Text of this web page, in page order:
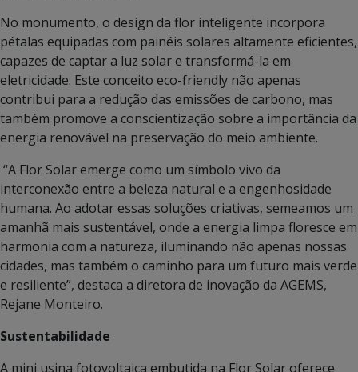
No monumento, o design da flor inteligente incorpora
pétalas equipadas com painéis solares altamente eficientes,
capazes de captar a luz solar e transformá-la em
eletricidade. Este conceito eco-friendly não apenas
contribui para a redução das emissões de carbono, mas
também promove a conscientização sobre a importância da
energia renovável na preservação do meio ambiente.
“A Flor Solar emerge como um símbolo vivo da
interconexão entre a beleza natural e a engenhosidade
humana. Ao adotar essas soluções criativas, semeamos um
amanhã mais sustentável, onde a energia limpa floresce em
harmonia com a natureza, iluminando não apenas nossas
cidades, mas também o caminho para um futuro mais verde
e resiliente”, destaca a diretora de inovação da AGEMS,
Rejane Monteiro.
Sustentabilidade
A mini usina fotovoltaica embutida na Flor Solar oferece